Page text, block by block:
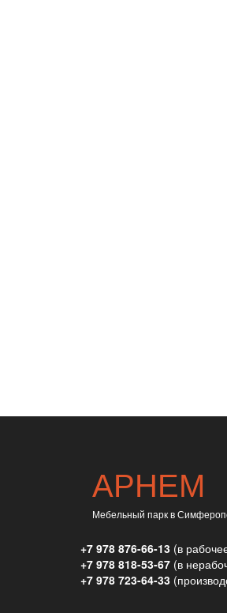
АРНЕМ
Мебельный парк в
+7 978 876-66-13 (в
+7 978 818-53-67 (в
+7 978 723-64-33